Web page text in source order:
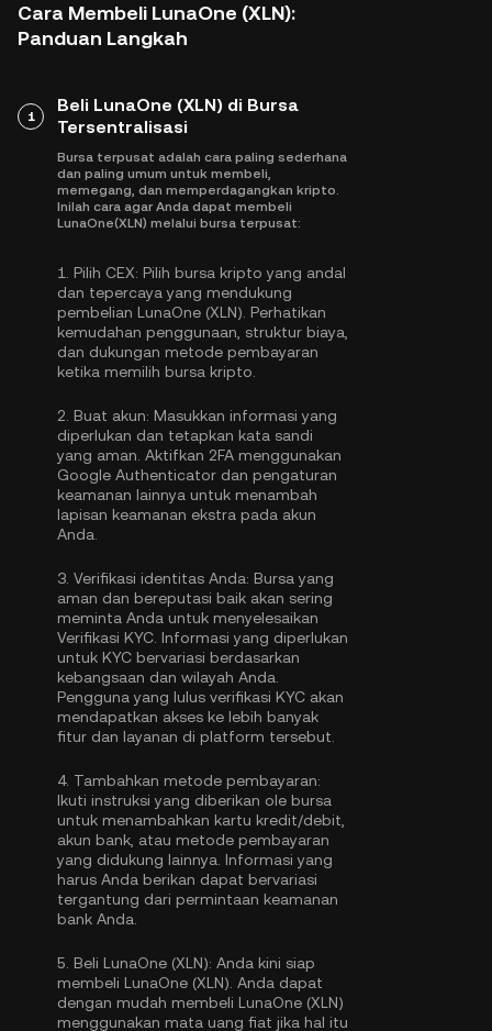
Cara Membeli LunaOne (XLN):
Panduan Langkah
1
Beli LunaOne (XLN) di Bursa
Tersentralisasi
Bursa terpusat adalah cara paling sederhana
dan paling umum untuk membeli,
memegang, dan memperdagangkan kripto.
Inilah cara agar Anda dapat membeli
LunaOne(XLN) melalui bursa terpusat:
1. Pilih CEX: Pilih bursa kripto yang andal
dan tepercaya yang mendukung
pembelian LunaOne (XLN). Perhatikan
kemudahan penggunaan, struktur biaya,
dan dukungan metode pembayaran
ketika memilih bursa kripto.
2. Buat akun: Masukkan informasi yang
diperlukan dan tetapkan kata sandi
yang aman. Aktifkan 2FA menggunakan
Google Authenticator dan pengaturan
keamanan lainnya untuk menambah
lapisan keamanan ekstra pada akun
Anda.
3. Verifikasi identitas Anda: Bursa yang
aman dan bereputasi baik akan sering
meminta Anda untuk menyelesaikan
Verifikasi KYC . Informasi yang diperlukan
untuk KYC bervariasi berdasarkan
kebangsaan dan wilayah Anda.
Pengguna yang lulus verifikasi KYC akan
mendapatkan akses ke lebih banyak
fitur dan layanan di platform tersebut.
4. Tambahkan metode pembayaran:
Ikuti instruksi yang diberikan ole bursa
untuk menambahkan kartu kredit/debit,
akun bank, atau metode pembayaran
yang didukung lainnya. Informasi yang
harus Anda berikan dapat bervariasi
tergantung dari permintaan keamanan
bank Anda.
5. Beli LunaOne (XLN): Anda kini siap
membeli LunaOne (XLN). Anda dapat
dengan mudah membeli LunaOne (XLN)
menggunakan mata uang fiat jika hal itu